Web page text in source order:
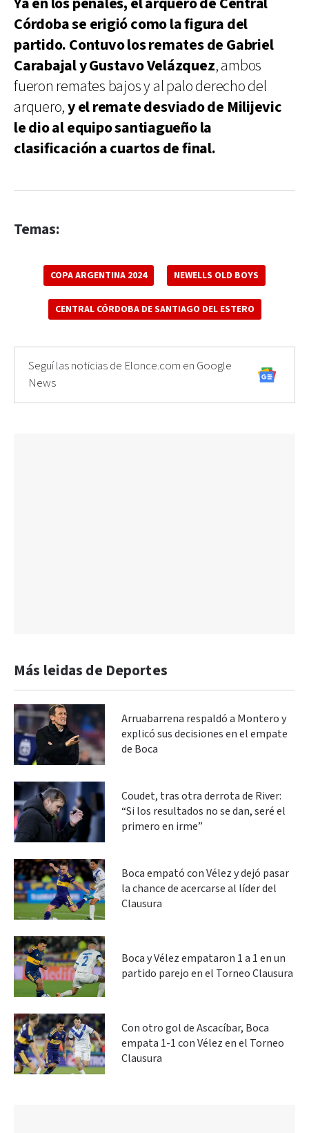
Córdoba se erigió como la figura del
partido. Contuvo los remates de Gabriel
Carabajal y Gustavo Velázquez, ambos
fueron remates bajos y al palo derecho del
arquero,y el remate desviado de Milijevic
le dio al equipo santiagueño la
clasificación a cuartos de final.
Temas:
COPA ARGENTINA 2024 NEWELLS OLD BOYS
CENTRAL CÓRDOBA DE SANTIAGO DEL ESTERO
Seguí las noticias de Elonce.com en Google
News
Más leidas de Deportes
Arruabarrena respaldó a Montero y
explicó sus decisiones en el empate
de Boca
Coudet, tras otra derrota de River:
“Si los resultados no se dan, seré el
primero en irme”
Boca empató con Vélez y dejó pasar
la chance de acercarse al líder del
Clausura
Boca y Vélez empataron 1 a 1 en un
partido parejo en el Torneo Clausura
Con otro gol de Ascacíbar, Boca
empata 1-1 con Vélez en el Torneo
Clausura